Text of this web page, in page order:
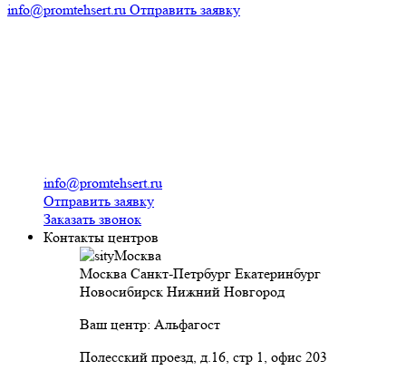
info@promtehsert.ru Отправить заявку
info@promtehsert.ru
Отправить заявку
Заказать звонок
Контакты центров
Москва
Москва Санкт-Петрбург Екатеринбург
Новосибирск Нижний Новгород
Ваш центр: Альфагост
Полесский проезд, д.16, стр 1, офис 203